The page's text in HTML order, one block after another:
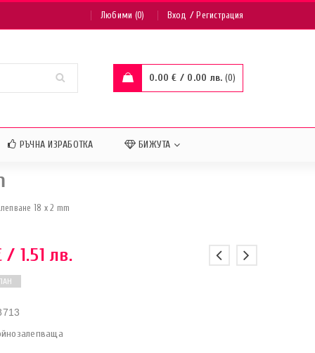
Любими (0) Вход /Регистрация
0.00€ / 0.00 лв. 0
РЪЧНА ИЗРАБОТКА БИЖУТА
18 x 2 mm
/ 1.51 лв.